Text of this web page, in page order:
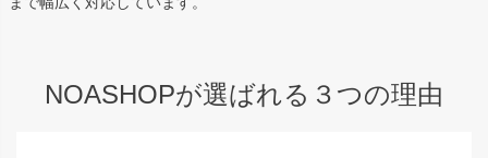
NOASHOPが選ばれる３つの理由